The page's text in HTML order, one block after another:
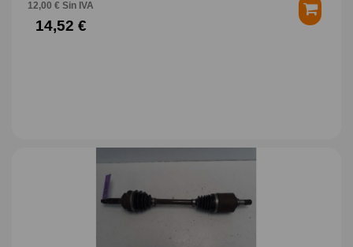
12,00 € Sin IVA
14,52 €